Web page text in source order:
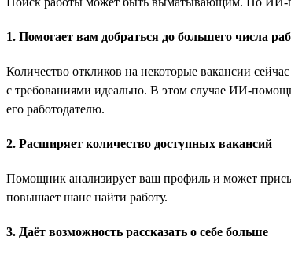
1. Помогает вам добраться до большего числа
Количество откликов на некоторые вакансии
с требованиями идеально. В этом случае ИИ-
его работодателю.
2. Расширяет количество доступных вакансий
Помощник анализирует ваш профиль и может
повышает шанс найти работу.
3. Даёт возможность рассказать о себе больше